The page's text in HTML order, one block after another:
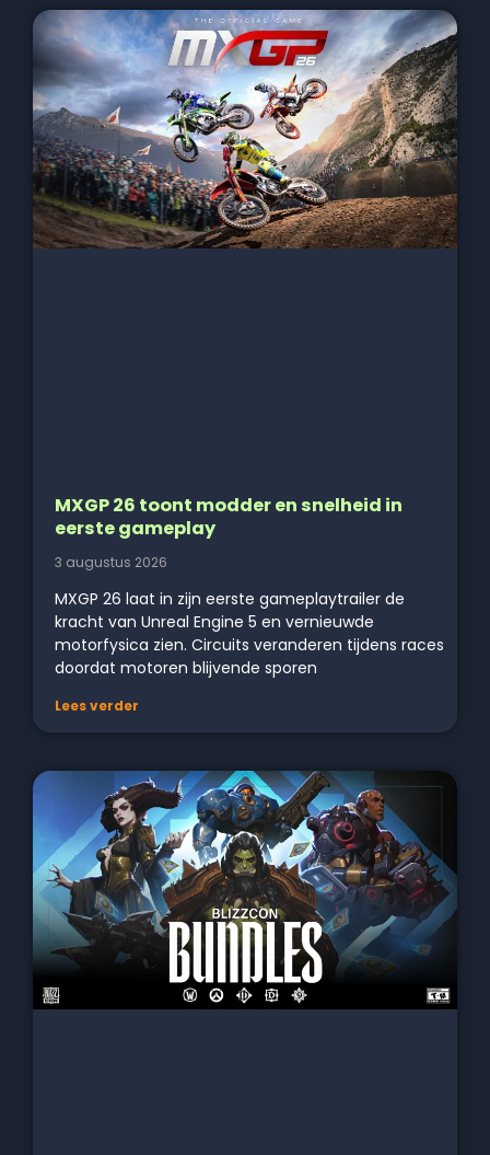
MXGP 26 toont modder en snelheid in
eerste gameplay
3 augustus 2026
MXGP 26 laat in zijn eerste gameplaytrailer de
kracht van Unreal Engine 5 en vernieuwde
motorfysica zien. Circuits veranderen tijdens races
doordat motoren blijvende sporen
Lees verder